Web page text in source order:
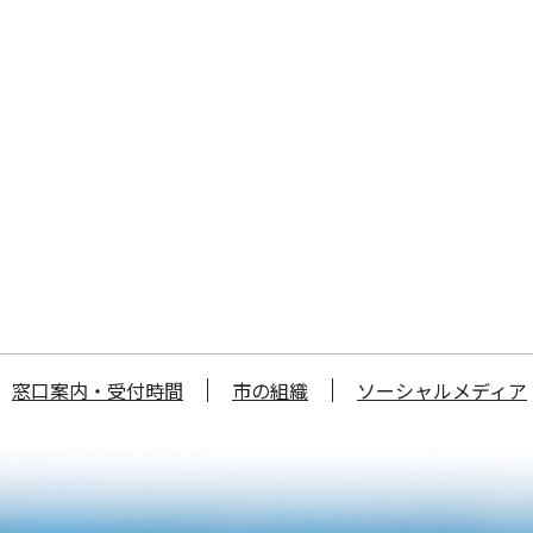
窓口案内・受付時間 市の組織 ソーシャルメディア